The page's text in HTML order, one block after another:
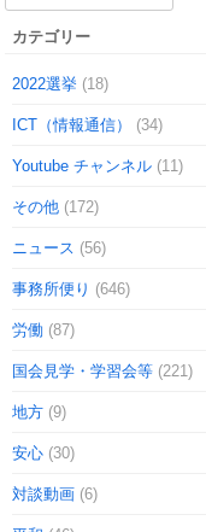
カテゴリー
2022選挙 (18)
ICT（情報通信） (34)
Youtube チャンネル (11)
その他 (172)
ニュース (56)
事務所便り (646)
労働 (87)
国会見学・学習会等 (221)
地方 (9)
安心 (30)
対談動画 (6)